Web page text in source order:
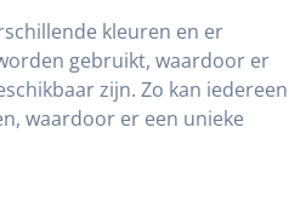
kleuren en er
gebruikt, waardoor er
zijn. Zo kan iedereen
waardoor er een unieke